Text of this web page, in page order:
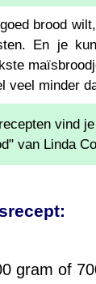
brood
En je
veel minder
vind
van Linda
gram of